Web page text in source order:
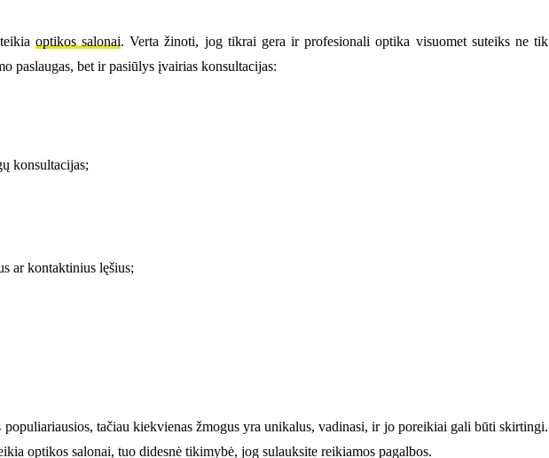
optikos salonai. Verta žinoti, jog tikrai gera ir profesionali optika visuomet suteiks ne tik
paslaugas, bet ir pasiūlys įvairias konsultacijas:
konsultacijas;
ar kontaktinius lęšius;
populiariausios, tačiau kiekvienas žmogus yra unikalus, vadinasi, ir jo poreikiai gali būti skirtingi.
optikos salonai, tuo didesnė tikimybė, jog sulauksite reikiamos pagalbos.